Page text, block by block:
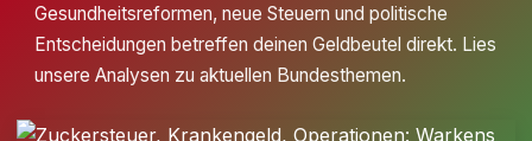
Gesundheitsreformen, neue Steuern und politische
Entscheidungen betreffen deinen Geldbeutel direkt. Lies
unsere Analysen zu aktuellen Bundesthemen.